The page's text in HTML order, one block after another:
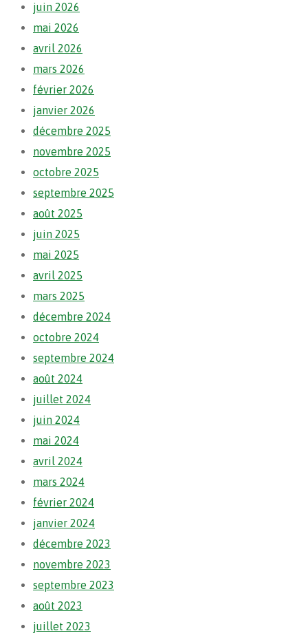
juin 2026
mai 2026
avril 2026
mars 2026
février 2026
janvier 2026
décembre 2025
novembre 2025
octobre 2025
septembre 2025
août 2025
juin 2025
mai 2025
avril 2025
mars 2025
décembre 2024
octobre 2024
septembre 2024
août 2024
juillet 2024
juin 2024
mai 2024
avril 2024
mars 2024
février 2024
janvier 2024
décembre 2023
novembre 2023
septembre 2023
août 2023
juillet 2023